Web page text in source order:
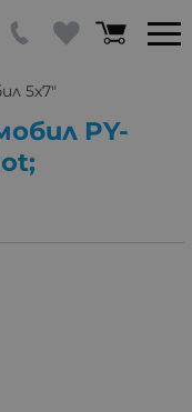
5x7"
PY-